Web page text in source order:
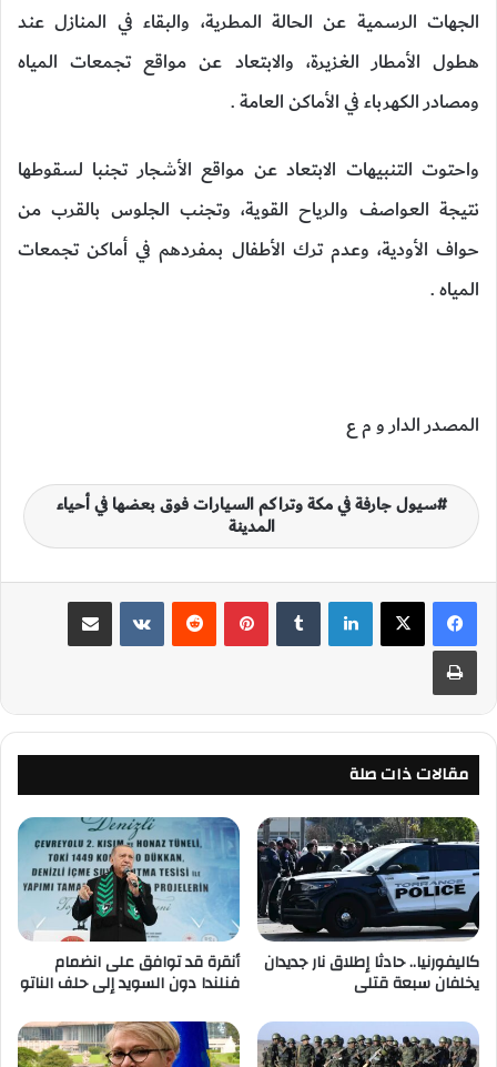
الجهات الرسمية عن الحالة المطرية، والبقاء في المنازل عند
هطول الأمطار الغزيرة، والابتعاد عن مواقع تجمعات المياه
ومصادر الكهرباء في الأماكن العامة .
واحتوت التنبيهات الابتعاد عن مواقع الأشجار تجنبا لسقوطها
نتيجة العواصف والرياح القوية، وتجنب الجلوس بالقرب من
حواف الأودية، وعدم ترك الأطفال بمفردهم في أماكن تجمعات
المياه .
المصدر الدار و م ع
سيول جارفة في مكة وتراكم السيارات فوق بعضها في أحياء
المدينة
لينكدإن بينتيريست
مقالات ذات صلة
كاليفورنيا.. حادثا إطلاق نار جديدان
يخلفان سبعة قتلى
أنقرة قد توافق على انضمام
فنلندا دون السويد إلى حلف الناتو